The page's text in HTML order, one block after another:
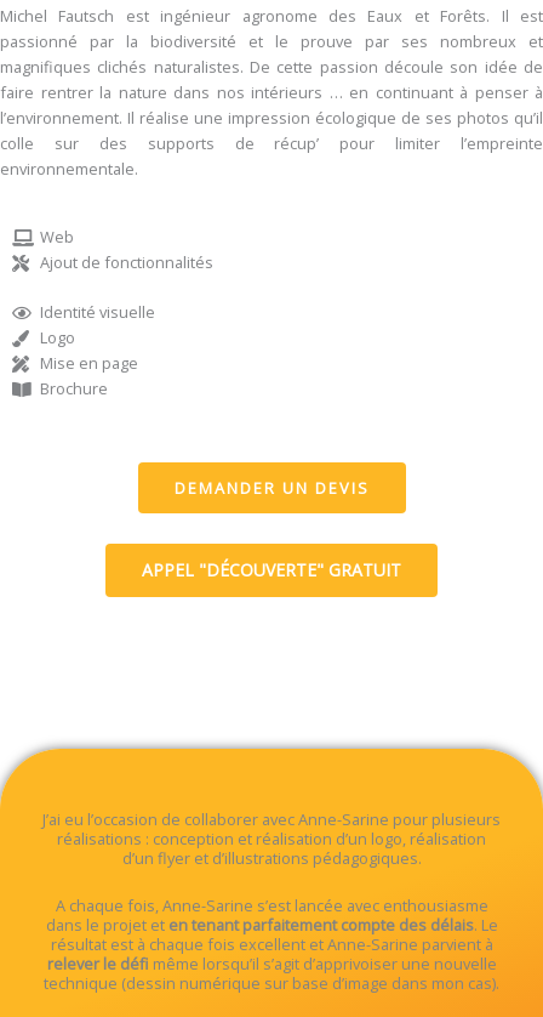
Michel Fautsch est ingénieur agronome des Eaux et Forêts. Il est
passionné par la biodiversité et le prouve par ses nombreux et
magnifiques clichés naturalistes. De cette passion découle son idée de
faire rentrer la nature dans nos intérieurs … en continuant à penser à
l’environnement. Il réalise une impression écologique de ses photos qu’il
colle sur des supports de récup’ pour limiter l’empreinte
environnementale.
Web
Ajout de fonctionnalités
Identité visuelle
Logo
Mise en page
Brochure
DEMANDER UN DEVIS
APPEL "DÉCOUVERTE" GRATUIT
J’ai eu l’occasion de collaborer avec Anne-Sarine pour plusieurs
réalisations : conception et réalisation d’un logo, réalisation
d’un flyer et d’illustrations pédagogiques.
A chaque fois, Anne-Sarine s’est lancée avec enthousiasme
dans le projet et en tenant parfaitement compte des délais. Le
résultat est à chaque fois excellent et Anne-Sarine parvient à
relever le défi même lorsqu’il s’agit d’apprivoiser une nouvelle
technique (dessin numérique sur base d’image dans mon cas).